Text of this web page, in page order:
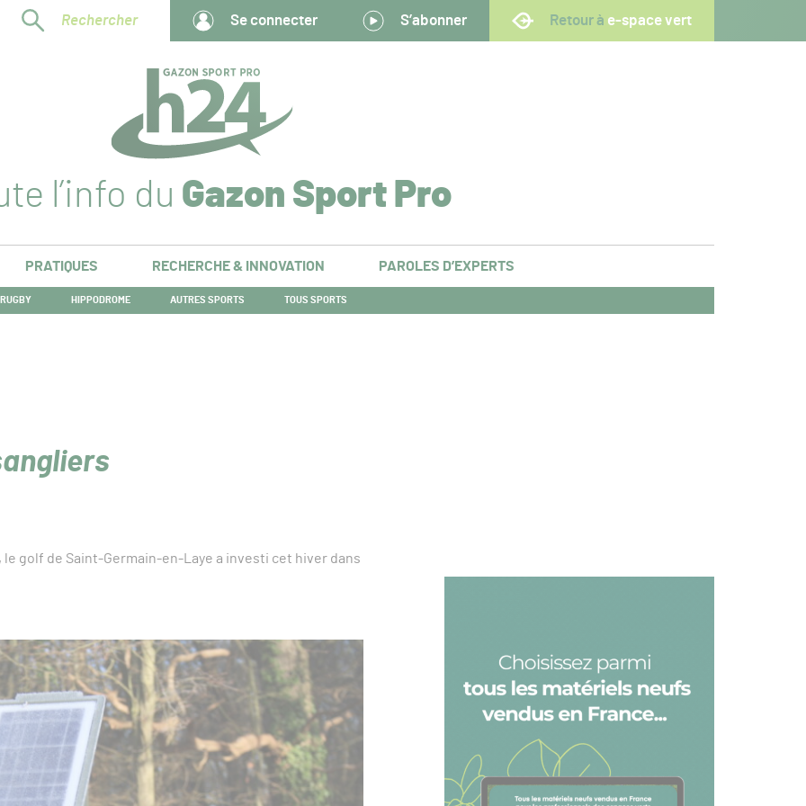
Rechercher Se connecter S’abonner Retour à e-space vert
l’info du Gazon Sport Pro
PRATIQUES RECHERCHE & INNOVATION PAROLES D’EXPERTS
RUGBY HIPPODROME AUTRES SPORTS TOUS SPORTS
golf de Saint-Germain-en-Laye a investi cet hiver dans